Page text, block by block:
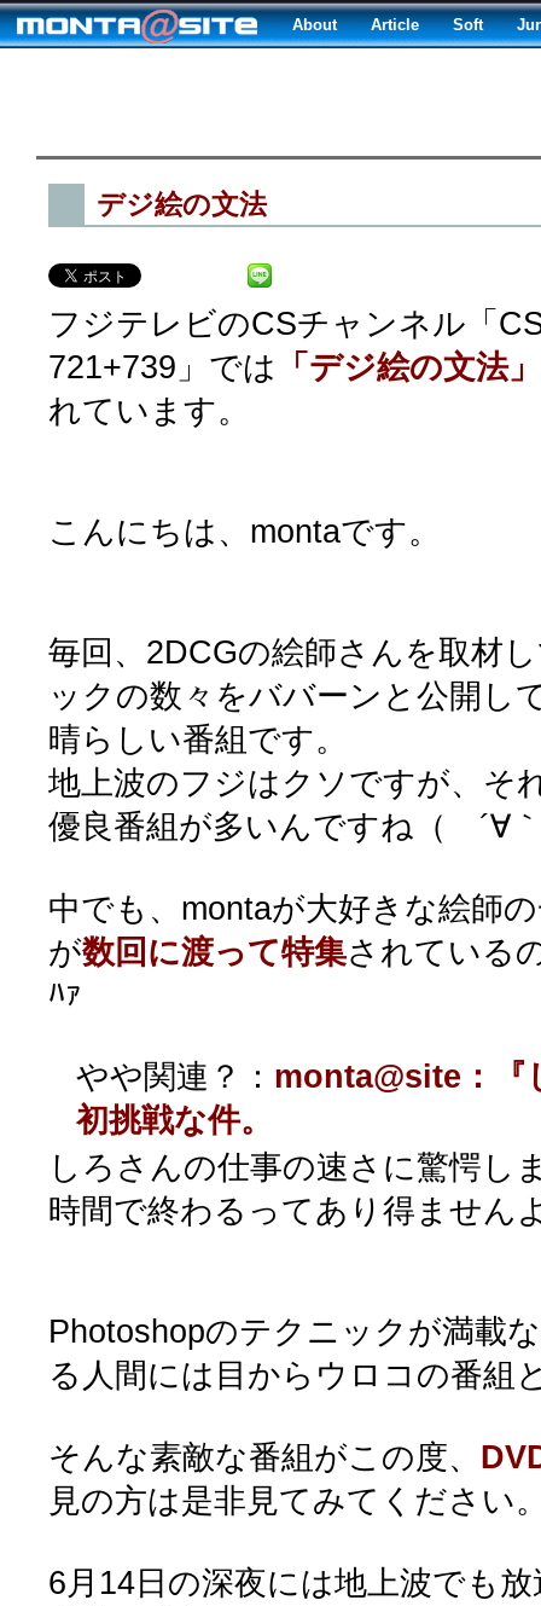
About Article Soft
デジ絵の文法
フジテレビのCSチャンネル「
721+739」では 「デジ絵の文法」
れています。
こんにちは、montaです。
毎回、2DCGの絵師さんを取材
ックの数々をババーンと公開し
晴らしい番組です。
地上波のフジはクソですが、そ
優良番組が多いんですね（ ´∀
中でも、montaが大好きな絵師
が数回に渡って特集されている
ﾊｧ
やや関連？： monta@site：『
初挑戦な件。
しろさんの仕事の速さに驚愕し
時間で終わるってあり得ません
Photoshopのテクニックが満載
る人間には目からウロコの番組
そんな素敵な番組がこの度、
見の方は是非見てみてください
6月14日の深夜には地上波でも